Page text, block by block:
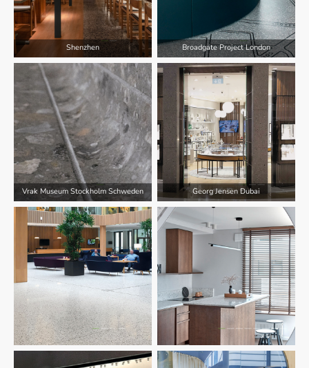
Shenzhen Broadgate Project London
Vrak Museum Stockholm Schweden Georg Jensen Dubai